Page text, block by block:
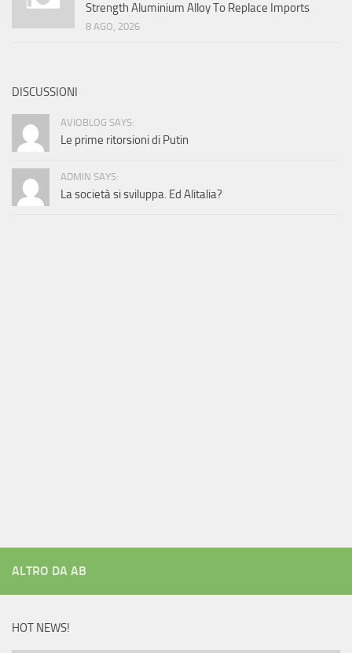
Strength Aluminium Alloy To Replace Imports
8 AGO, 2026
DISCUSSIONI
AVIOBLOG SAYS:
Le prime ritorsioni di Putin
ADMIN SAYS:
La società si sviluppa. Ed Alitalia?
ALTRO DA AB
HOT NEWS!